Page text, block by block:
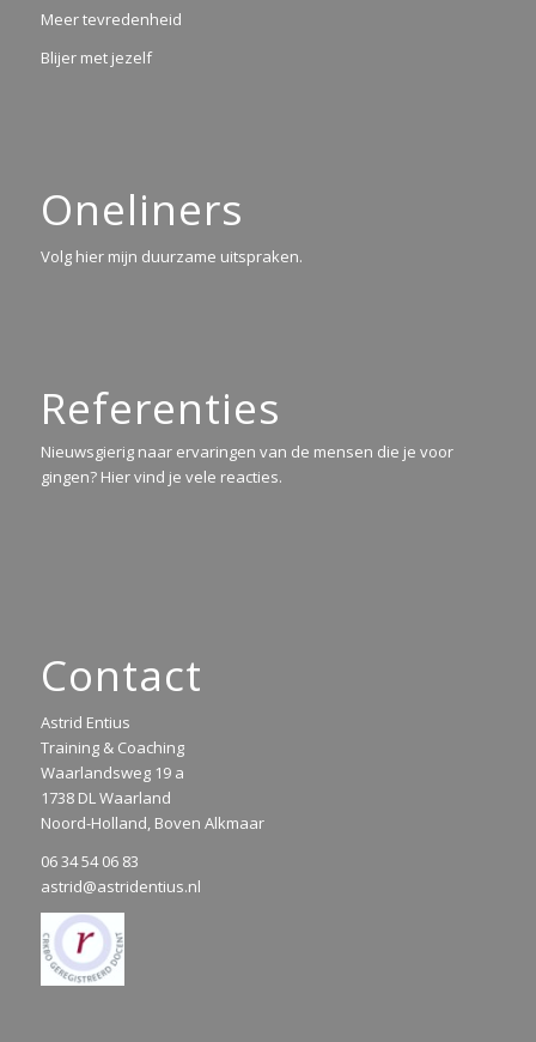
Meer tevredenheid
Blijer met jezelf
Oneliners
Volg hier mijn duurzame uitspraken.
Referenties
Nieuwsgierig naar ervaringen van de mensen die je voor
gingen? Hier vind je vele reacties.
Contact
Astrid Entius
Training & Coaching
Waarlandsweg 19 a
1738 DL Waarland
Noord-Holland, Boven Alkmaar
06 34 54 06 83
astrid@astridentius.nl